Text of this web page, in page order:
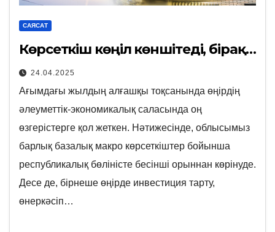
САЯСАТ
Көрсеткіш көңіл көншітеді, бірақ…
24.04.2025
Ағымдағы жылдың алғашқы тоқсанында өңірдің
әлеуметтік-экономикалық саласында оң
өзгерістерге қол жеткен. Нәтижесінде, облысымыз
барлық базалық макро көрсеткіштер бойынша
республикалық бөліністе бесінші орыннан көрінуде.
Десе де, бірнеше өңірде инвестиция тарту,
өнеркәсіп…